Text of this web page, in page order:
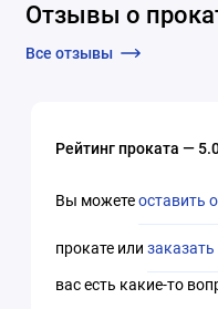
Отзывы о
Все отзывы
Рейтинг проката —
Вы можетеоставить
прокате или
вас есть какие-то